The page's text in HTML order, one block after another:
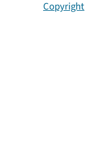
Copyright